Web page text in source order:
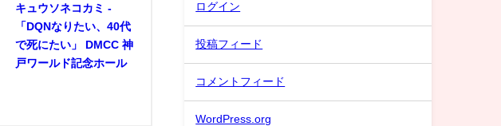
キュウソネコカミ -
「DQNなりたい、40代
で死にたい」 DMCC 神
戸ワールド記念ホール
ログイン
投稿フィード
コメントフィード
WordPress.org